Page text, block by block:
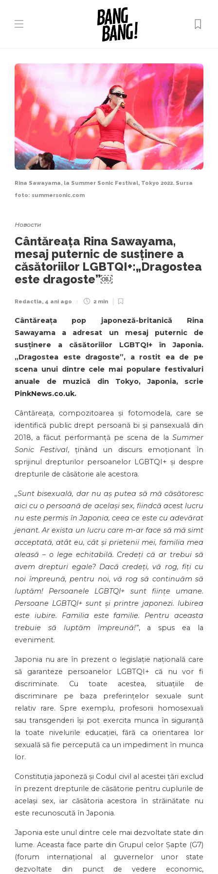
Rina Sawayama, la Summer Sonic Festival, Tokyo 2022. Sursa
foto: summersonic.com
Новости
Cântăreața Rina Sawayama,
mesaj puternic de susținere a
căsătoriilor LGBTQI+:„Dragostea
este dragoste”￼
Redactia, 4 ani ago 2 min
Cântăreața pop japoneză-britanică Rina
Sawayama a adresat un mesaj puternic de
susținere a căsătoriilor LGBTQI+ în Japonia.
„Dragostea este dragoste”, a rostit ea de pe
scena unui dintre cele mai populare festivaluri
anuale de muzică din Tokyo, Japonia, scrie
PinkNews.co.uk.
Cântăreața, compozitoarea și fotomodela, care se
identifică public drept persoană bi și pansexuală din
2018, a făcut performanță pe scena de la Summer
Sonic Festival, ținând un discurs emoționant în
sprijinul drepturilor persoanelor LGBTQI+ și despre
drepturile de căsătorie ale acestora.
„Sunt bisexuală, dar nu aș putea să mă căsătoresc
aici cu o persoană de același sex, fiindcă acest lucru
nu este permis în Japonia, ceea ce este cu adevărat
jenant. Ar exista un lucru care m-ar face să mă simt
acceptată, atât eu, cât și prietenii mei, familia mea
aleasă – o lege echitabilă. Credeți că ar trebui să
avem drepturi egale? Dacă credeți, vă rog, fiți cu
noi împreună, pentru noi, vă rog să continuăm să
luptăm! Persoanele LGBTQI+ sunt ființe umane.
Persoane LGBTQI+ sunt și printre japonezi. Iubirea
este iubire. Familia este familie. Pentru aceasta
trebuie să luptăm împreună!”, a spus ea la
eveniment.
Japonia nu are în prezent o legislație națională care
să garanteze persoanelor LGBTQI+ că nu vor fi
discriminate. Cu toate acestea, situațiile de
discriminare pe baza preferințelor sexuale sunt
relativ rare. Spre exemplu, profesorii homosexuali
sau transgenderi își pot exercita munca în siguranță
la toate nivelurile educației, fără ca orientarea lor
sexuală să fie percepută ca un impediment în munca
lor.
Constituția japoneză și Codul civil al acestei țări exclud
în prezent drepturile de căsătorie pentru cuplurile de
același sex, iar căsătoria acestora în străinătate nu
este recunoscută în Japonia.
Japonia este unul dintre cele mai dezvoltate state din
lume. Aceasta face parte din Grupul celor Șapte (G7)
(forum internațional al guvernelor unor state
dezvoltate din punct de vedere economic,